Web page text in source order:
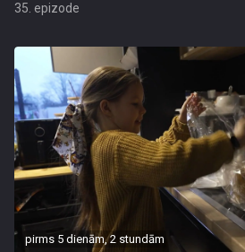
35. epizode
pirms 5 dienām, 2 stundām